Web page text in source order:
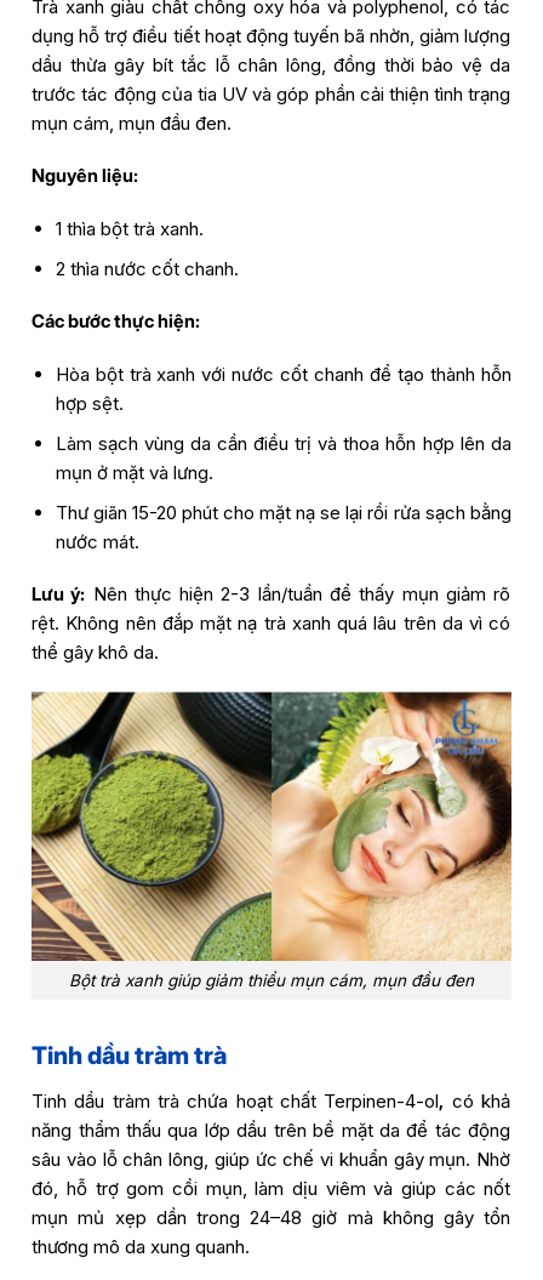
Trà xanh giàu chất chống oxy hóa và polyphenol, có tác
dụng hỗ trợ điều tiết hoạt động tuyến bã nhờn, giảm lượng
dầu thừa gây bít tắc lỗ chân lông, đồng thời bảo vệ da
trước tác động của tia UV và góp phần cải thiện tình trạng
mụn cám, mụn đầu đen.
Nguyên liệu:
1 thìa bột trà xanh.
2 thìa nước cốt chanh.
Các bước thực hiện:
Hòa bột trà xanh với nước cốt chanh để tạo thành hỗn
hợp sệt.
Làm sạch vùng da cần điều trị và thoa hỗn hợp lên da
mụn ở mặt và lưng.
Thư giãn 15-20 phút cho mặt nạ se lại rồi rửa sạch bằng
nước mát.
Lưu ý: Nên thực hiện 2-3 lần/tuần để thấy mụn giảm rõ
rệt. Không nên đắp mặt nạ trà xanh quá lâu trên da vì có
thể gây khô da.
Bột trà xanh giúp giảm thiểu mụn cám, mụn đầu đen
Tinh dầu tràm trà
Tinh dầu tràm trà chứa hoạt chất Terpinen-4-ol, có khả
năng thẩm thấu qua lớp dầu trên bề mặt da để tác động
sâu vào lỗ chân lông, giúp ức chế vi khuẩn gây mụn. Nhờ
đó, hỗ trợ gom cồi mụn, làm dịu viêm và giúp các nốt
mụn mủ xẹp dần trong 24–48 giờ mà không gây tổn
thương mô da xung quanh.